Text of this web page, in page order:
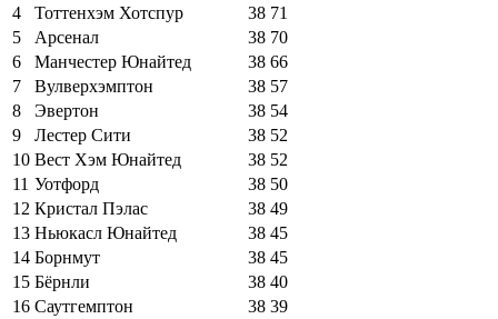
4
Тоттенхэм Хотспур 38 71
5
Арсенал 38 70
6
Манчестер Юнайтед 38 66
7
Вулверхэмптон 38 57
8
Эвертон 38 54
9
Лестер Сити 38 52
10 Вест Хэм Юнайтед 38 52
11 Уотфорд 38 50
12 Кристал Пэлас 38 49
13 Ньюкасл Юнайтед 38 45
14 Борнмут 38 45
15 Бёрнли 38 40
16 Саутгемптон 38 39